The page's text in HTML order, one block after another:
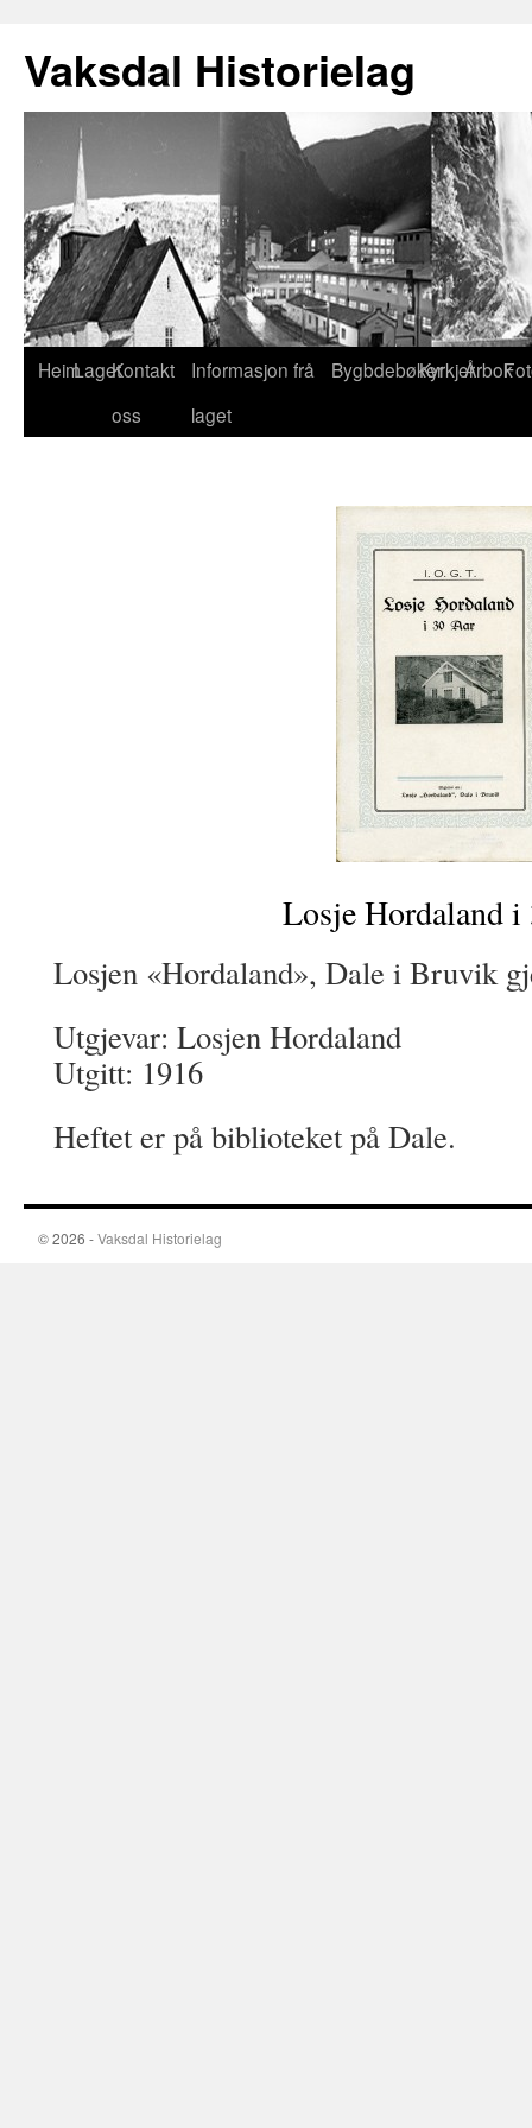
Vaksdal Historielag
HeimLagetKontakt
oss
Informasjon frå
laget
BygbdebøkerKyrkjerÅrbok
Losje Hordaland i
Losjen «Hordaland», Dale i Bruvik
Utgjevar: Losjen Hordaland
Utgitt: 1916
Heftet er på biblioteket på Dale.
© 2026 -Vaksdal Historielag